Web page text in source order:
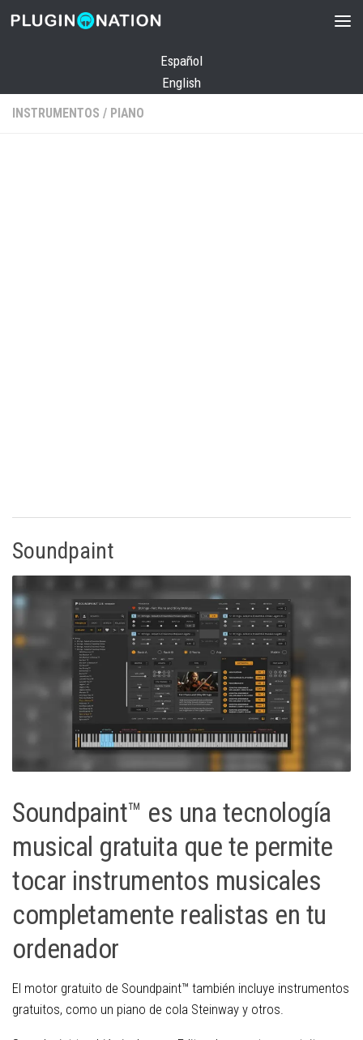
Saltar al contenido
Español
English
INSTRUMENTOS / PIANO
Soundpaint
Soundpaint™ es una tecnología
musical gratuita que te permite
tocar instrumentos musicales
completamente realistas en tu
ordenador
El motor gratuito de Soundpaint™ también incluye instrumentos
gratuitos, como un piano de cola Steinway y otros.